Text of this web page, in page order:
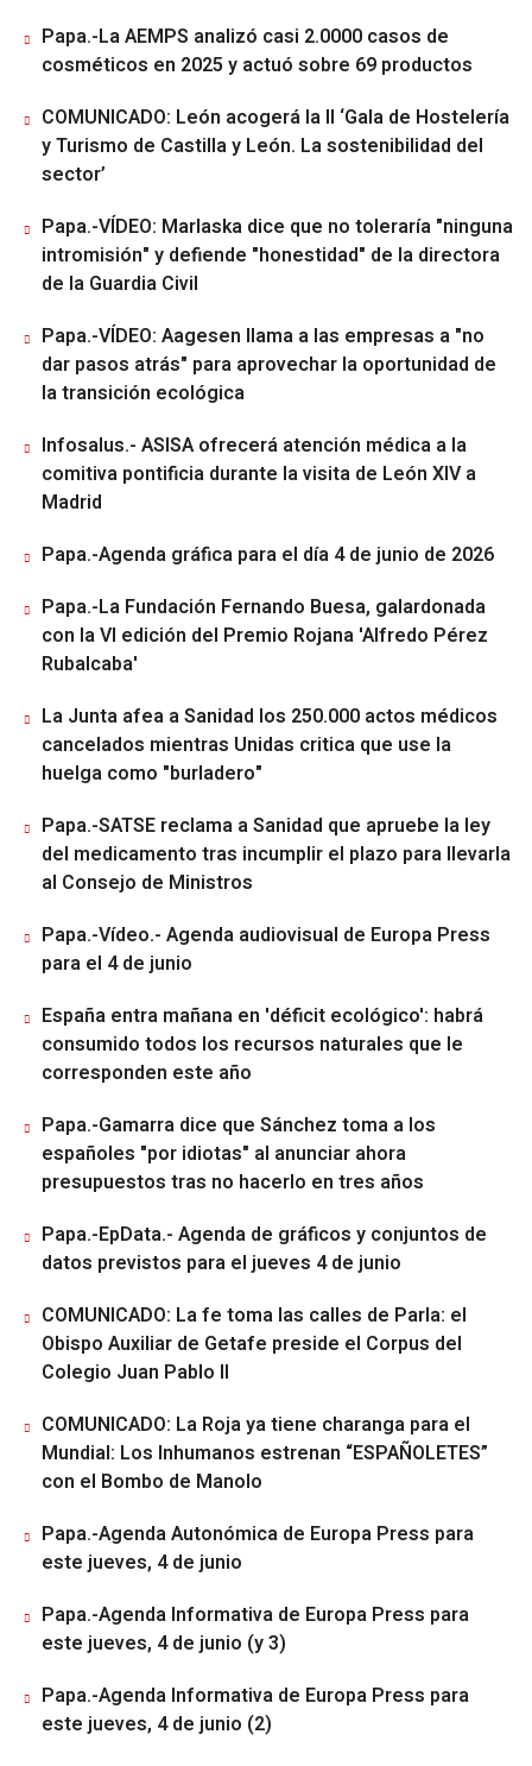
Papa.-La AEMPS analizó casi 2.0000 casos de
cosméticos en 2025 y actuó sobre 69 productos
COMUNICADO: León acogerá la II ‘Gala de Hostelería
y Turismo de Castilla y León. La sostenibilidad del
sector’
Papa.-VÍDEO: Marlaska dice que no toleraría "ninguna
intromisión" y defiende "honestidad" de la directora
de la Guardia Civil
Papa.-VÍDEO: Aagesen llama a las empresas a "no
dar pasos atrás" para aprovechar la oportunidad de
la transición ecológica
Infosalus.- ASISA ofrecerá atención médica a la
comitiva pontificia durante la visita de León XIV a
Madrid
Papa.-Agenda gráfica para el día 4 de junio de 2026
Papa.-La Fundación Fernando Buesa, galardonada
con la VI edición del Premio Rojana 'Alfredo Pérez
Rubalcaba'
La Junta afea a Sanidad los 250.000 actos médicos
cancelados mientras Unidas critica que use la
huelga como "burladero"
Papa.-SATSE reclama a Sanidad que apruebe la ley
del medicamento tras incumplir el plazo para llevarla
al Consejo de Ministros
Papa.-Vídeo.- Agenda audiovisual de Europa Press
para el 4 de junio
España entra mañana en 'déficit ecológico': habrá
consumido todos los recursos naturales que le
corresponden este año
Papa.-Gamarra dice que Sánchez toma a los
españoles "por idiotas" al anunciar ahora
presupuestos tras no hacerlo en tres años
Papa.-EpData.- Agenda de gráficos y conjuntos de
datos previstos para el jueves 4 de junio
COMUNICADO: La fe toma las calles de Parla: el
Obispo Auxiliar de Getafe preside el Corpus del
Colegio Juan Pablo II
COMUNICADO: La Roja ya tiene charanga para el
Mundial: Los Inhumanos estrenan “ESPAÑOLETES”
con el Bombo de Manolo
Papa.-Agenda Autonómica de Europa Press para
este jueves, 4 de junio
Papa.-Agenda Informativa de Europa Press para
este jueves, 4 de junio (y 3)
Papa.-Agenda Informativa de Europa Press para
este jueves, 4 de junio (2)